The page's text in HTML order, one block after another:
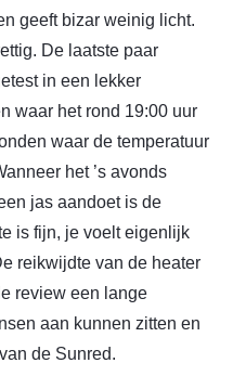
geeft bizar weinig licht.
De laatste paar
in een lekker
waar het rond 19:00 uur
waar de temperatuur
het ’s avonds
jas aandoet is de
is fijn, je voelt eigenlijk
reikwijdte van de heater
review een lange
aan kunnen zitten en
de Sunred.